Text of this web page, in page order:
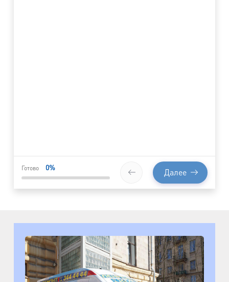
Готово 0% Далее